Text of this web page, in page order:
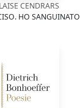
CENDRARS
HO SANGUINATO